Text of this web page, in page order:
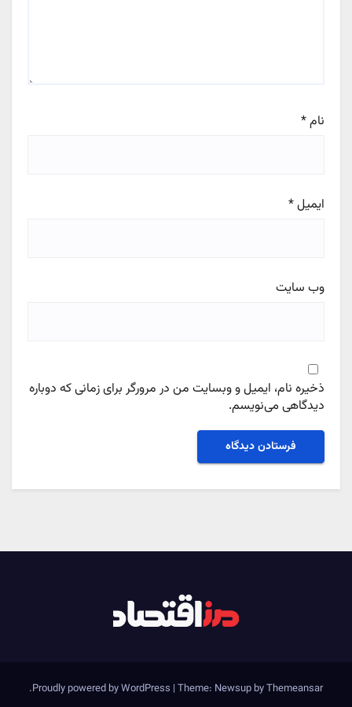
نام*
ایمیل*
وب‌ سایت
ذخیره نام، ایمیل و وبسایت من در مرورگر برای زمانی که دوباره
دیدگاهی می‌نویسم.
Proudly powered by WordPress | Theme: Newsup byThemeansar
.